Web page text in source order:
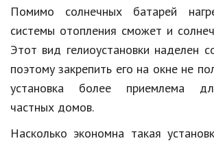
Помимо солнечных батарей
системы отопления сможет и
Этот вид гелиоустановки наделен
поэтому закрепить его на окне не
установка более приемлема
частных домов.
Насколько экономна такая